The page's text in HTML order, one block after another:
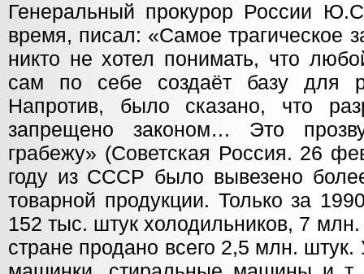
Генеральный прокурор России
время, писал: «Самое трагическое
никто не хотел понимать, что
сам по себе создаёт базу для
Напротив, было сказано, что
запрещено законом… Это
грабежу» (Советская Россия. 26
году из СССР было вывезено
товарной продукции. Только за
152 тыс. штук холодильников, 7
стране продано всего 2,5 млн.